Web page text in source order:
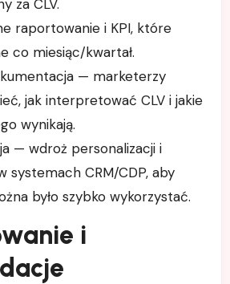
za CLV.
raportowanie i KPI, które
co miesiąc/kwartał.
— marketerzy
jak interpretować CLV i jakie
wynikają.
— wdroż personalizacji i
systemach CRM/CDP, aby
było szybko wykorzystać.
i